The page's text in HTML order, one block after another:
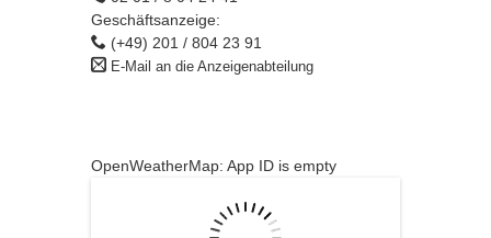
Geschäftsanzeige:
(+49) 201 / 804 23 91
E-Mail an die Anzeigenabteilung
OpenWeatherMap: App ID is empty